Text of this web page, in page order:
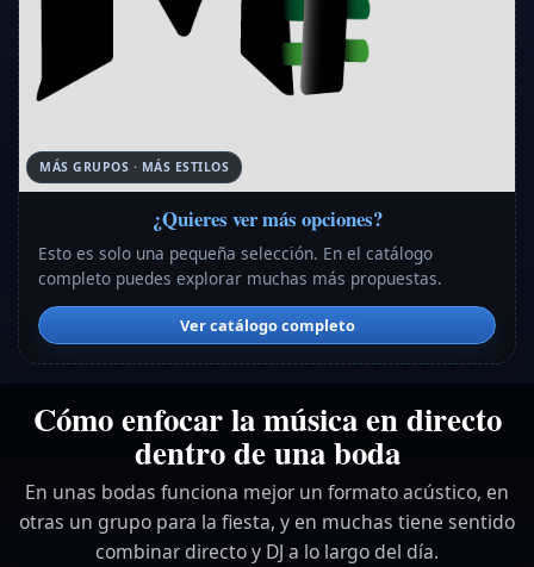
MÁS GRUPOS · MÁS ESTILOS
¿Quieres ver más opciones?
Esto es solo una pequeña selección. En el catálogo
completo puedes explorar muchas más propuestas.
Ver catálogo completo
Cómo enfocar la música en directo
dentro de una boda
En unas bodas funciona mejor un formato acústico, en
otras un grupo para la fiesta, y en muchas tiene sentido
combinar directo y DJ a lo largo del día.